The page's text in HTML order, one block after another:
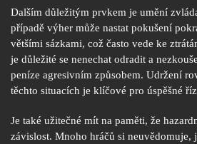
Dalším důležitým prvkem je umění
případě výher může nastat pokušení
většími sázkami, což často vede ke
je důležité se nenechat odradit a
peníze agresivním způsobem. Udržení
těchto situacích je klíčové pro úspěšné
Je také užitečné mít na paměti, že
závislost. Mnoho hráčů si neuvědomuje,